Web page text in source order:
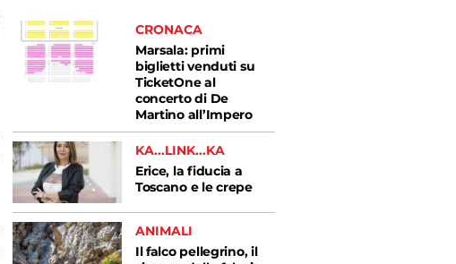
CRONACA
Marsala: primi
biglietti venduti su
TicketOne al
concerto di De
Martino all’Impero
KA...LINK...KA
Erice, la fiducia a
Toscano e le crepe
ANIMALI
Il falco pellegrino, il